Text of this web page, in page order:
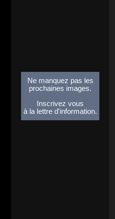
Ne manquez pas les
prochaines images.
Inscrivez vous
à la lettre d'information.